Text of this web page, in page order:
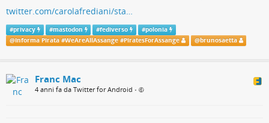
twitter.com/carolafrediani/sta…
#privacy #mastodon #fediverso #polonia
@Informa Pirata #WeAreAllAssange #PiratesForAssange @brunosaetta
Franc Mac
4 anni fa da Twitter for Android •